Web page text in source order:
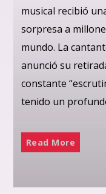
musical recibió
sorpresa a
mundo. La
anunció su
constante
tenido un
Read More